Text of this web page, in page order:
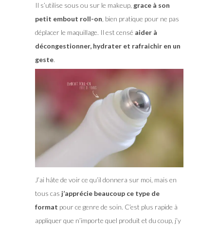
Il s’utilise sous ou sur le makeup, grace à son
petit embout roll-on , bien pratique pour ne pas
déplacer le maquillage. Il est censé aider à
décongestionner, hydrater et rafraichir en un
geste.
J’ai hâte de voir ce qu’il donnera sur moi, mais en
tous cas j’apprécie beaucoup ce type de
format pour ce genre de soin. C’est plus rapide à
appliquer que n’importe quel produit et du coup, j’y